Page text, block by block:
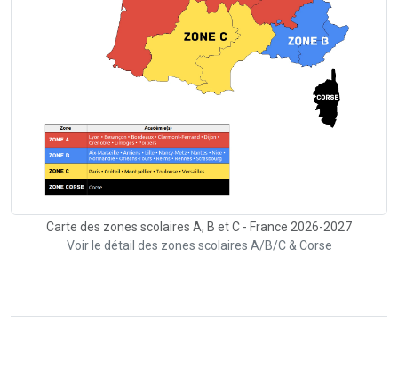
Carte des zones scolaires A, B et C - France 2026-2027
Voir le détail des zones scolaires A/B/C & Corse